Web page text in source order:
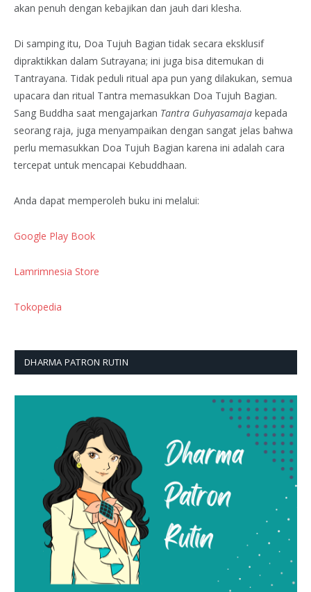
akan penuh dengan kebajikan dan jauh dari klesha.
Di samping itu, Doa Tujuh Bagian tidak secara eksklusif
dipraktikkan dalam Sutrayana; ini juga bisa ditemukan di
Tantrayana. Tidak peduli ritual apa pun yang dilakukan, semua
upacara dan ritual Tantra memasukkan Doa Tujuh Bagian.
Sang Buddha saat mengajarkan Tantra Guhyasamaja kepada
seorang raja, juga menyampaikan dengan sangat jelas bahwa
perlu memasukkan Doa Tujuh Bagian karena ini adalah cara
tercepat untuk mencapai Kebuddhaan.
Anda dapat memperoleh buku ini melalui:
Google Play Book
Lamrimnesia Store
Tokopedia
DHARMA PATRON RUTIN